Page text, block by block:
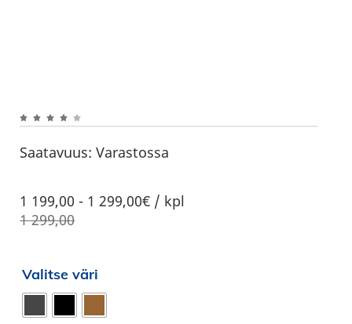
Saatavuus: Varastossa
1 199,00 - 1 299,00€ / kpl
1 299,00
Valitse väri